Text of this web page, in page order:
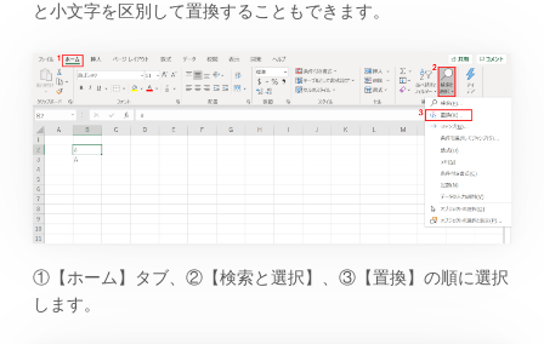
と小文字を区別して置換することもできます。
①【ホーム】タブ、②【検索と選択】、③【置換】の順に選択
します。